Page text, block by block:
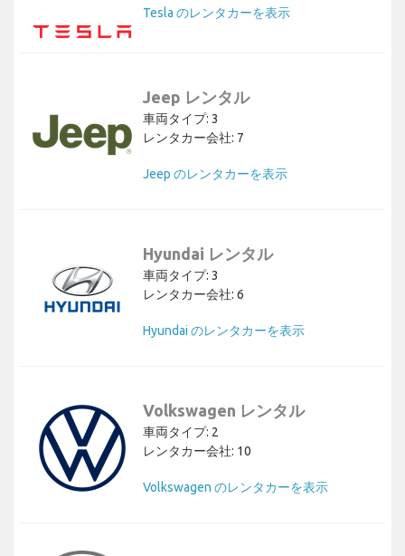
Tesla のレンタカーを表示
Jeep レンタル
車両タイプ: 3
レンタカー会社: 7
Jeep のレンタカーを表示
Hyundai レンタル
車両タイプ: 3
レンタカー会社: 6
Hyundai のレンタカーを表示
Volkswagen レンタル
車両タイプ: 2
レンタカー会社: 10
Volkswagen のレンタカーを表示